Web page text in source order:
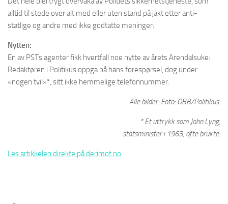
alltid til stede over alt med eller uten stand på jakt etter anti-
statlige og andre med ikke godtatte meninger:
Nytten:
En av PSTs agenter fikk hvertfall noe nytte av årets Arendalsuke:
Redaktøren i Politikus oppga på hans forespørsel, dog under
«nogen tvil»*, sitt ikke hemmelige telefonnummer.
Alle bilder: Foto: OBB/Politikus.
* Et uttrykk som John Lyng,
statsminister i 1963, ofte brukte.
Les artikkelen direkte på derimot.no